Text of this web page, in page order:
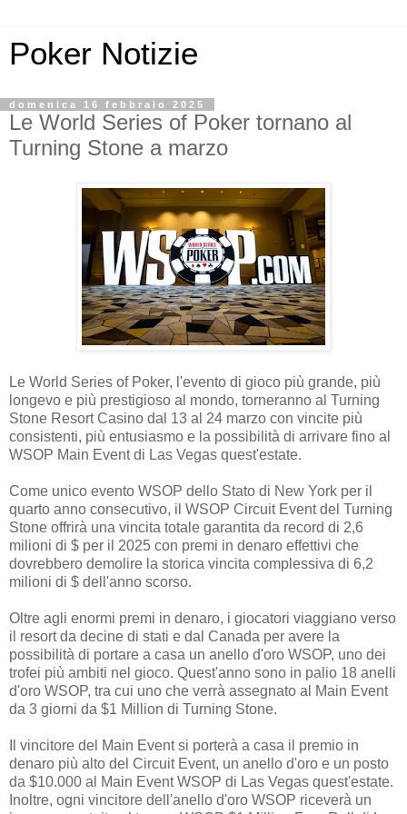
Poker Notizie
domenica 16 febbraio 2025
Le World Series of Poker tornano al
Turning Stone a marzo
Le World Series of Poker, l'evento di gioco più grande, più
longevo e più prestigioso al mondo, torneranno al Turning
Stone Resort Casino dal 13 al 24 marzo con vincite più
consistenti, più entusiasmo e la possibilità di arrivare fino al
WSOP Main Event di Las Vegas quest'estate.
Come unico evento WSOP dello Stato di New York per il
quarto anno consecutivo, il WSOP Circuit Event del Turning
Stone offrirà una vincita totale garantita da record di 2,6
milioni di $ per il 2025 con premi in denaro effettivi che
dovrebbero demolire la storica vincita complessiva di 6,2
milioni di $ dell'anno scorso.
Oltre agli enormi premi in denaro, i giocatori viaggiano verso
il resort da decine di stati e dal Canada per avere la
possibilità di portare a casa un anello d'oro WSOP, uno dei
trofei più ambiti nel gioco. Quest'anno sono in palio 18 anelli
d'oro WSOP, tra cui uno che verrà assegnato al Main Event
da 3 giorni da $1 Million di Turning Stone.
Il vincitore del Main Event si porterà a casa il premio in
denaro più alto del Circuit Event, un anello d'oro e un posto
da $10.000 al Main Event WSOP di Las Vegas quest'estate.
Inoltre, ogni vincitore dell'anello d'oro WSOP riceverà un